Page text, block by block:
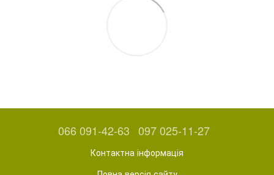
066 091-42-63 097 025-11-27
Контактна інформація